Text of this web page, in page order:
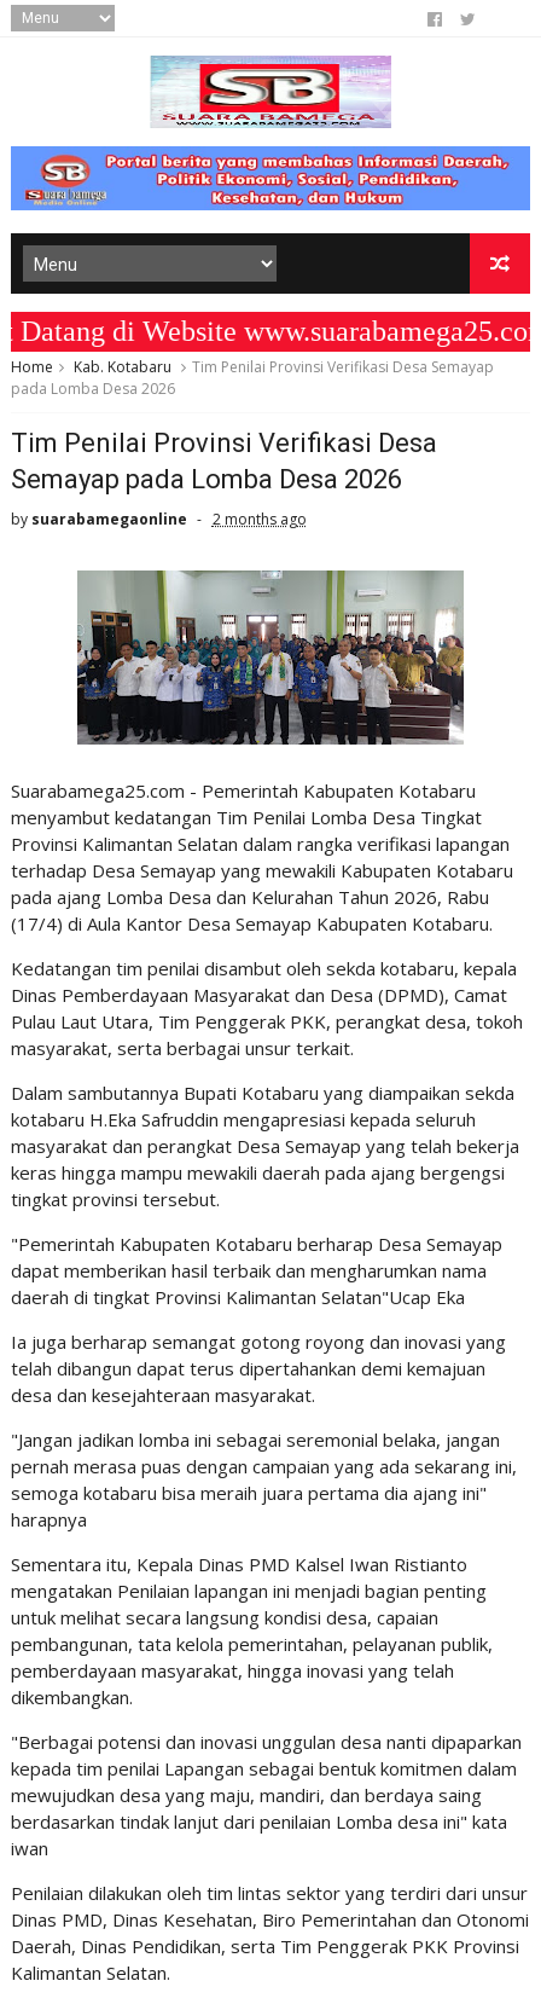
di Website www.suarabamega25.com
Home Kab. Kotabaru
Tim Penilai Provinsi Verifikasi Desa Semayap
pada Lomba Desa 2026
Tim Penilai Provinsi Verifikasi Desa
Semayap pada Lomba Desa 2026
by suarabamegaonline 2 months ago
Suarabamega25.com - Pemerintah Kabupaten Kotabaru
menyambut kedatangan Tim Penilai Lomba Desa Tingkat
Provinsi Kalimantan Selatan dalam rangka verifikasi lapangan
terhadap Desa Semayap yang mewakili Kabupaten Kotabaru
pada ajang Lomba Desa dan Kelurahan Tahun 2026, Rabu
(17/4) di Aula Kantor Desa Semayap Kabupaten Kotabaru.
Kedatangan tim penilai disambut oleh sekda kotabaru, kepala
Dinas Pemberdayaan Masyarakat dan Desa (DPMD), Camat
Pulau Laut Utara, Tim Penggerak PKK, perangkat desa, tokoh
masyarakat, serta berbagai unsur terkait.
Dalam sambutannya Bupati Kotabaru yang diampaikan sekda
kotabaru H.Eka Safruddin mengapresiasi kepada seluruh
masyarakat dan perangkat Desa Semayap yang telah bekerja
keras hingga mampu mewakili daerah pada ajang bergengsi
tingkat provinsi tersebut.
"Pemerintah Kabupaten Kotabaru berharap Desa Semayap
dapat memberikan hasil terbaik dan mengharumkan nama
daerah di tingkat Provinsi Kalimantan Selatan"Ucap Eka
Ia juga berharap semangat gotong royong dan inovasi yang
telah dibangun dapat terus dipertahankan demi kemajuan
desa dan kesejahteraan masyarakat.
"Jangan jadikan lomba ini sebagai seremonial belaka, jangan
pernah merasa puas dengan campaian yang ada sekarang ini,
semoga kotabaru bisa meraih juara pertama dia ajang ini"
harapnya
Sementara itu, Kepala Dinas PMD Kalsel Iwan Ristianto
mengatakan Penilaian lapangan ini menjadi bagian penting
untuk melihat secara langsung kondisi desa, capaian
pembangunan, tata kelola pemerintahan, pelayanan publik,
pemberdayaan masyarakat, hingga inovasi yang telah
dikembangkan.
"Berbagai potensi dan inovasi unggulan desa nanti dipaparkan
kepada tim penilai Lapangan sebagai bentuk komitmen dalam
mewujudkan desa yang maju, mandiri, dan berdaya saing
berdasarkan tindak lanjut dari penilaian Lomba desa ini" kata
iwan
Penilaian dilakukan oleh tim lintas sektor yang terdiri dari unsur
Dinas PMD, Dinas Kesehatan, Biro Pemerintahan dan Otonomi
Daerah, Dinas Pendidikan, serta Tim Penggerak PKK Provinsi
Kalimantan Selatan.